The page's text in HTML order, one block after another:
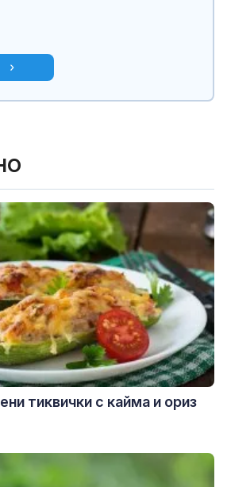
тиквички с кайма и ориз